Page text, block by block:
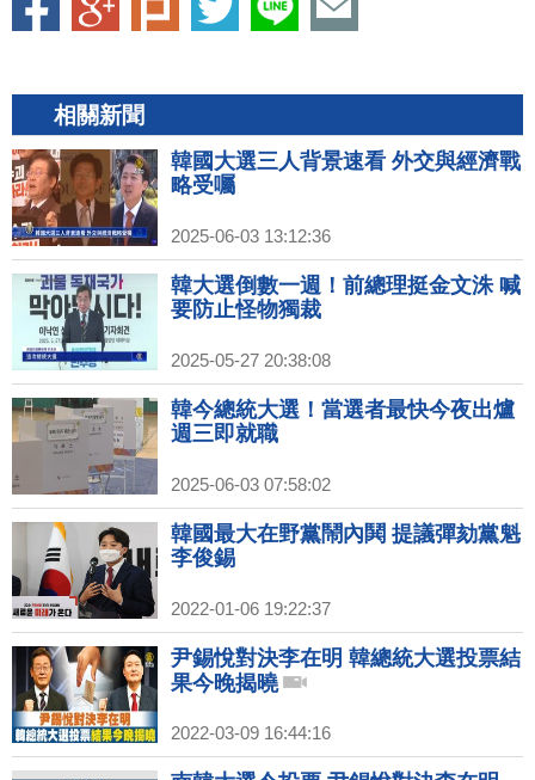
相關新聞
韓國大選三人背景速看 外交與經濟戰
略受囑
2025-06-03 13:12:36
韓大選倒數一週！前總理挺金文洙 喊
要防止怪物獨裁
2025-05-27 20:38:08
韓今總統大選！當選者最快今夜出爐
週三即就職
2025-06-03 07:58:02
韓國最大在野黨鬧內鬨 提議彈劾黨魁
李俊錫
2022-01-06 19:22:37
尹錫悅對決李在明 韓總統大選投票結
果今晚揭曉
2022-03-09 16:44:16